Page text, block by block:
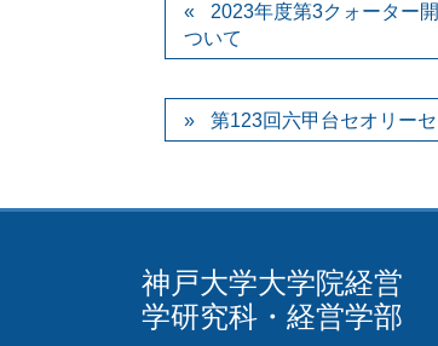
2023年度第3クォーター
ついて
第123回六甲台セオリー
神戸大学大学院経営
学研究科・経営学部